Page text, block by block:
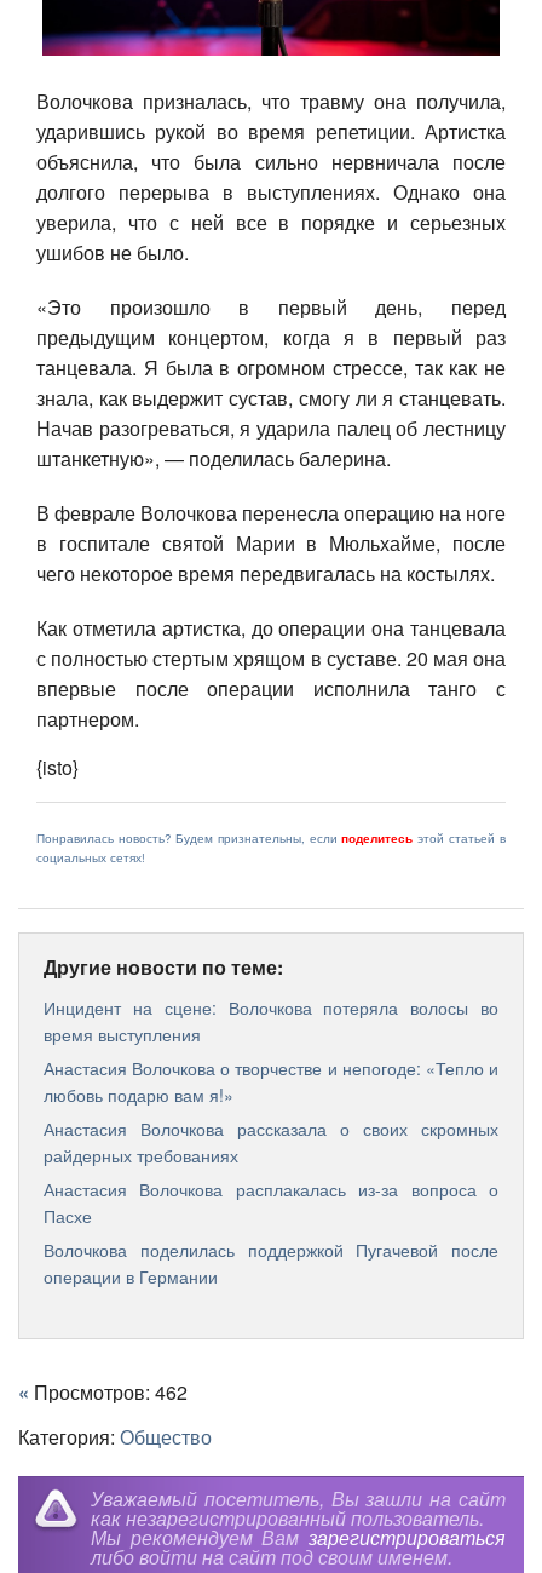
Волочкова призналась, что травму она получила,
ударившись рукой во время репетиции. Артистка
объяснила, что была сильно нервничала после
долгого перерыва в выступлениях. Однако она
уверила, что с ней все в порядке и серьезных
ушибов не было.
«Это произошло в первый день, перед
предыдущим концертом, когда я в первый раз
танцевала. Я была в огромном стрессе, так как не
знала, как выдержит сустав, смогу ли я станцевать.
Начав разогреваться, я ударила палец об лестницу
штанкетную», — поделилась балерина.
В феврале Волочкова перенесла операцию на ноге
в госпитале святой Марии в Мюльхайме, после
чего некоторое время передвигалась на костылях.
Как отметила артистка, до операции она танцевала
с полностью стертым хрящом в суставе. 20 мая она
впервые после операции исполнила танго с
партнером.
{isto}
Понравилась новость? Будем признательны, еслиподелитесь этой статьей в
социальных сетях!
Другие новости по теме:
Инцидент на сцене: Волочкова потеряла волосы во
время выступления
Анастасия Волочкова о творчестве и непогоде: «Тепло и
любовь подарю вам я!»
Анастасия Волочкова рассказала о своих скромных
райдерных требованиях
Анастасия Волочкова расплакалась из-за вопроса о
Пасхе
Волочкова поделилась поддержкой Пугачевой после
операции в Германии
« Просмотров: 462
Категория: Общество
Уважаемый посетитель, Вы зашли на сайт
как незарегистрированный пользователь.
Мы рекомендуем Вам зарегистрироваться
либо войти на сайт под своим именем.